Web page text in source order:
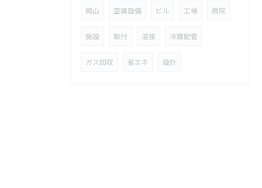
岡山 空調設備 ビル 工場 病院
施設 取付 溶接 冷媒配管
ガス回収 省エネ 設計